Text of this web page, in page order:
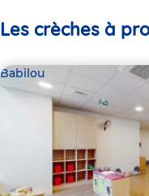
Les crèches à
Babilou